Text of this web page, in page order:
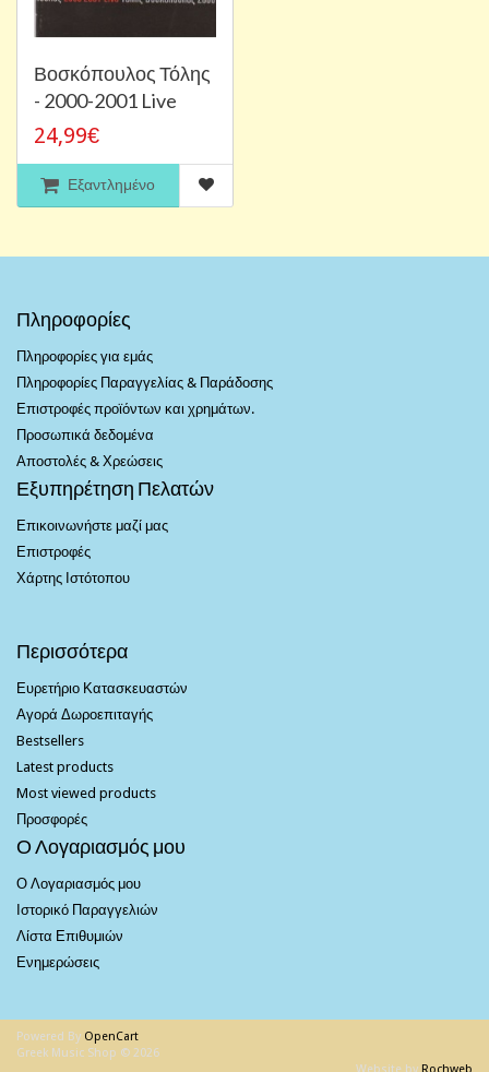
Βοσκόπουλος Τόλης
- 2000-2001 Live
24,99€
Εξαντλημένο
Πληροφορίες
Πληροφορίες για εμάς
Πληροφορίες Παραγγελίας & Παράδοσης
Επιστροφές προϊόντων και χρημάτων.
Προσωπικά δεδομένα
Αποστολές & Χρεώσεις
Εξυπηρέτηση Πελατών
Επικοινωνήστε μαζί μας
Επιστροφές
Χάρτης Ιστότοπου
Περισσότερα
Ευρετήριο Κατασκευαστών
Αγορά Δωροεπιταγής
Bestsellers
Latest products
Most viewed products
Προσφορές
Ο Λογαριασμός μου
Ο Λογαριασμός μου
Ιστορικό Παραγγελιών
Λίστα Επιθυμιών
Ενημερώσεις
Powered By OpenCart
Greek Music Shop © 2026